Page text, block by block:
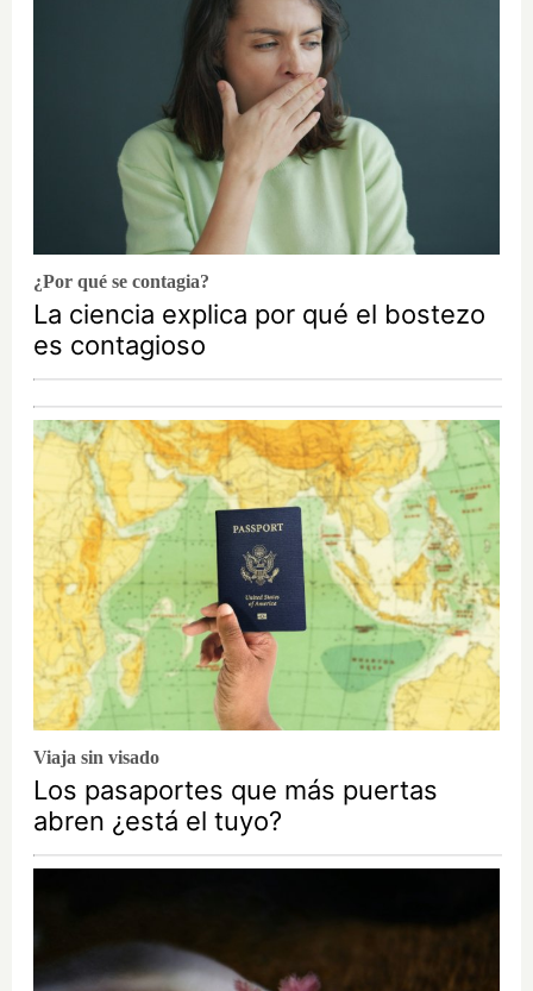
¿Por qué se contagia?
La ciencia explica por qué el bostezo
es contagioso
Viaja sin visado
Los pasaportes que más puertas
abren ¿está el tuyo?